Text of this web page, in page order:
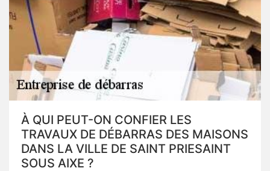
À QUI PEUT-ON CONFIER LES
TRAVAUX DE DÉBARRAS DES MAISONS
DANS LA VILLE DE SAINT PRIESAINT
SOUS AIXE ?